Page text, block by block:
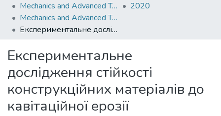
All of DSpace
Statistics
Mechanics and Advanced Technologies
2020
Mechanics and Advanced Technologies, № 3 (90)
Експериментальне дослідження стійкості конструкційних матеріалів до кавітаційної ерозії
Експериментальне
дослідження стійкості
конструкційних матеріалів до
кавітаційної ерозії